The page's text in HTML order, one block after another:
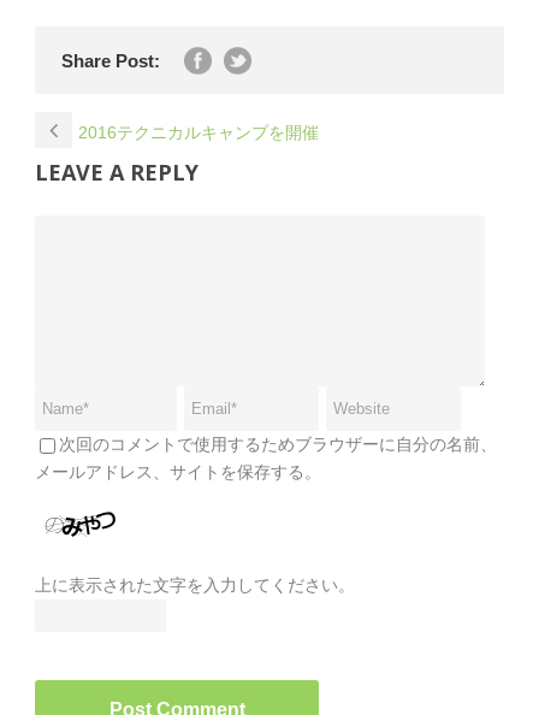
Share Post:
2016テクニカルキャンプを開催
LEAVE A REPLY
次回のコメントで使用するためブラウザーに自分の名前、
メールアドレス、サイトを保存する。
上に表示された文字を入力してください。